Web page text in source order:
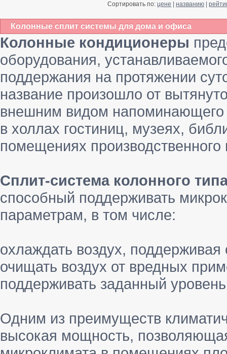
Сортировать по: цене названию
Колонные сплит системы для дома и офиса
Колонные кондиционеры
оборудования,
поддержания на протяжении
название произошло от
внешним видом напоминающего
в холлах гостиниц, музеях,
помещениях производственного
Сплит-система колонного
способный поддерживать
параметрам, в том числе:
охлаждать воздух,
очищать воздух от вредных
поддерживать заданный
Одним из преимуществ
высокая мощность,